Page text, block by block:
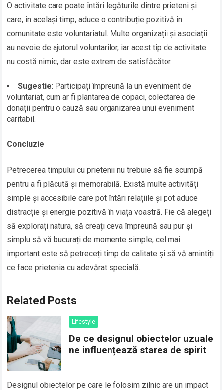
O activitate care poate întări legăturile dintre prieteni și
care, în același timp, aduce o contribuție pozitivă în
comunitate este voluntariatul. Multe organizații și asociații
au nevoie de ajutorul voluntarilor, iar acest tip de activitate
nu costă nimic, dar este extrem de satisfăcător.
Sugestie: Participați împreună la un eveniment de
voluntariat, cum ar fi plantarea de copaci, colectarea de
donații pentru o cauză sau organizarea unui eveniment
caritabil.
Concluzie
Petrecerea timpului cu prietenii nu trebuie să fie scumpă
pentru a fi plăcută și memorabilă. Există multe activități
simple și accesibile care pot întări relațiile și pot aduce
distracție și energie pozitivă în viața voastră. Fie că alegeți
să explorați natura, să creați ceva împreună sau pur și
simplu să vă bucurați de momente simple, cel mai
important este să petreceți timp de calitate și să vă amintiți
ce face prietenia cu adevărat specială.
Related Posts
Lifestyle
De ce designul obiectelor uzuale
ne influențează starea de spirit
Designul obiectelor pe care le folosim zilnic are un impact